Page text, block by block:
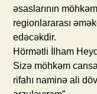
əsaslarının
regionlararası
edəcəkdir.
Hörmətli İlham
Sizə möhkəm
rifahı naminə ali